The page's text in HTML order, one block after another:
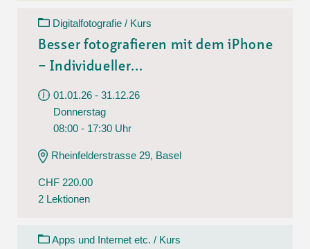
Digitalfotografie / Kurs
Besser fotografieren mit dem iPhone
– Individueller...
01.01.26 - 31.12.26
Donnerstag
08:00 - 17:30 Uhr
Rheinfelderstrasse 29, Basel
CHF 220.00
2 Lektionen
Apps und Internet etc. / Kurs